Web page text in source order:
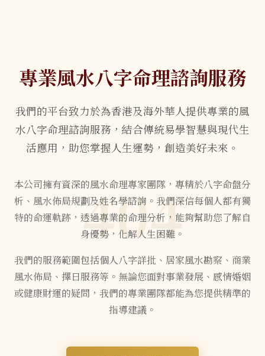
404
專業風水八字命理諮詢服務
我們的平台致力於為香港及海外華人提供專業的風
水八字命理諮詢服務，結合傳統易學智慧與現代生
活應用，助您掌握人生運勢，創造美好未來。
本公司擁有資深的風水命理專家團隊，專精於八字命盤分
析、風水佈局規劃及姓名學諮詢。我們深信每個人都有獨
特的命運軌跡，透過專業的命理分析，能夠幫助您了解自
身優勢，化解人生困難。
我們的服務範圍包括個人八字詳批、居家風水勘察、商業
風水佈局、擇日服務等。無論您面對事業發展、感情婚姻
或健康財運的疑問，我們的專業團隊都能為您提供精準的
指導建議。